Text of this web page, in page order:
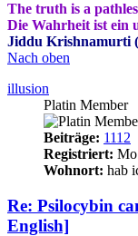
The truth is a
Die Wahrheit ist ein
Jiddu Krishnamurti
Nach oben
illusion
Platin Member
Beiträge: 1112
Registriert: Mo
Wohnort: hab
Re: Psilocybin
English]